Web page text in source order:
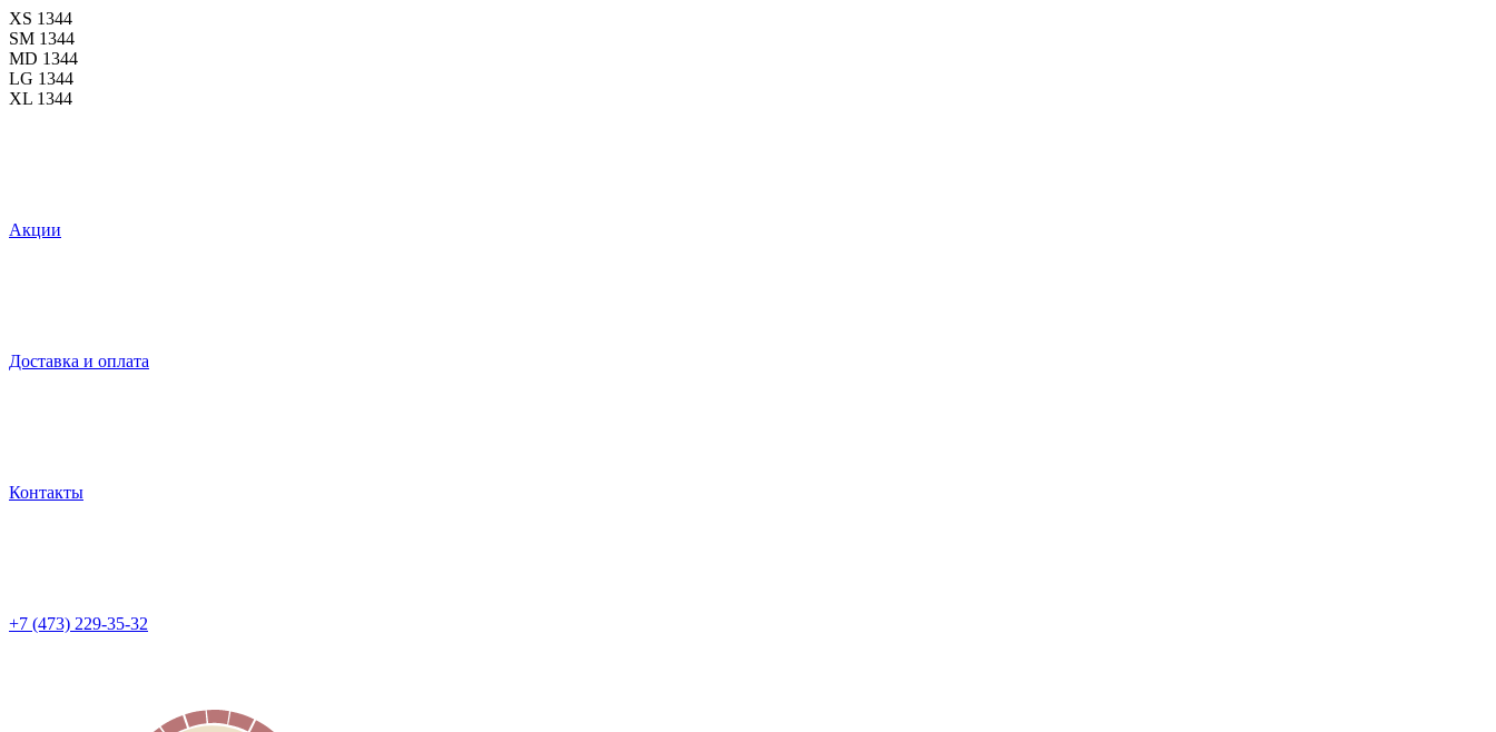
XS 1344
SM 1344
MD 1344
LG 1344
XL 1344
Акции
Доставка и оплата
Контакты
+7 (473) 229-35-32